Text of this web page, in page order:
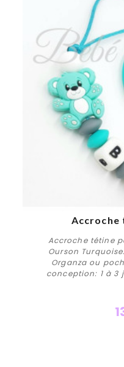
Accroche
Accroche tétine
Ourson
Organza ou
conception: 1 à 3